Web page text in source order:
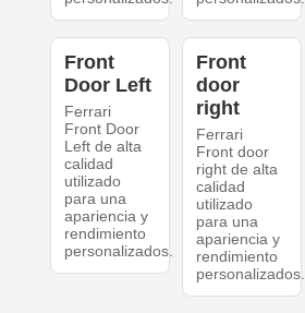
Front
Door Left
Ferrari
Front Door
Left de alta
calidad
utilizado
para una
apariencia y
rendimiento
personalizados.
Front
door
right
Ferrari
Front door
right de alta
calidad
utilizado
para una
apariencia y
rendimiento
personalizados.